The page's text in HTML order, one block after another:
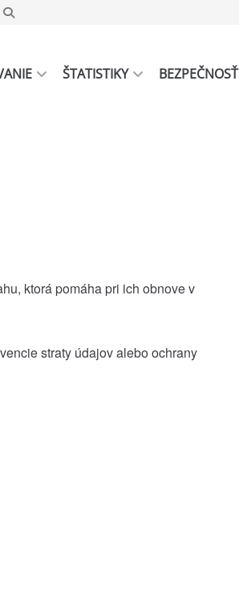
ŠTATISTIKY BEZPEČNOSŤ
ktorá pomáha pri ich obnove v
straty údajov alebo ochrany